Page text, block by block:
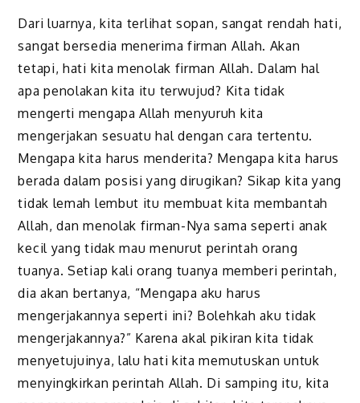
Dari luarnya, kita terlihat sopan, sangat rendah hati,
sangat bersedia menerima firman Allah. Akan
tetapi, hati kita menolak firman Allah. Dalam hal
apa penolakan kita itu terwujud? Kita tidak
mengerti mengapa Allah menyuruh kita
mengerjakan sesuatu hal dengan cara tertentu.
Mengapa kita harus menderita? Mengapa kita harus
berada dalam posisi yang dirugikan? Sikap kita yang
tidak lemah lembut itu membuat kita membantah
Allah, dan menolak firman-Nya sama seperti anak
kecil yang tidak mau menurut perintah orang
tuanya. Setiap kali orang tuanya memberi perintah,
dia akan bertanya, “Mengapa aku harus
mengerjakannya seperti ini? Bolehkah aku tidak
mengerjakannya?” Karena akal pikiran kita tidak
menyetujuinya, lalu hati kita memutuskan untuk
menyingkirkan perintah Allah. Di samping itu, kita